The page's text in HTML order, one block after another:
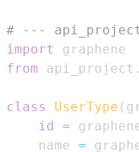
# --- api_project/
import
from api_project .
class UserType (
id
=
    name
=